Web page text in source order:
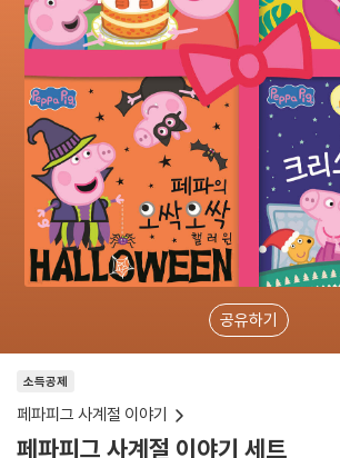
공유하기
소득공제
페파피그 사계절 이야기
페파피그 사계절 이야기 세트